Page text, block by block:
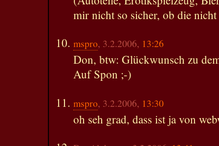
mir nicht so sicher, ob die
mspro, 3.2.2006, 13:26
Don, btw: Glückwunsch zu
Auf Spon ;-)
mspro, 3.2.2006, 13:30
oh seh grad, dass ist ja von